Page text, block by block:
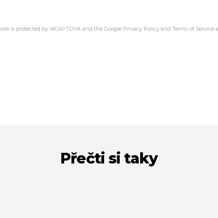
is protected by reCAPTCHA and the Google Privacy Policyand Terms of Service
Přečti si taky